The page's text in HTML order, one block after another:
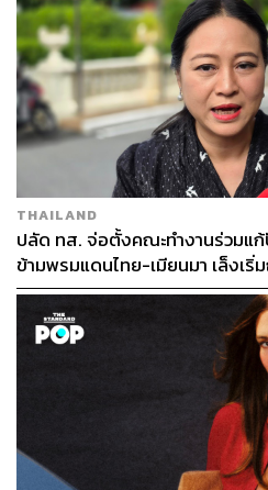
THAILAND
ปลัด ทส. จ่อตั้งคณะทำงานร่วมแ
ข้ามพรมแดนไทย-เมียนมา เล็งเ